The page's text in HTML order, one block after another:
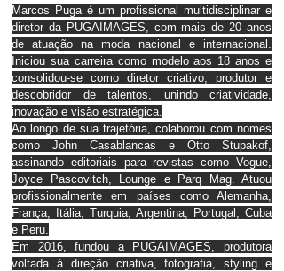
Marcos Puga é um profissional multidisciplinar e
diretor da PUGAIMAGES, com mais de 20 anos
de atuação na moda nacional e internacional.
Iniciou sua carreira como modelo aos 18 anos e
consolidou-se como diretor criativo, produtor e
descobridor de talentos, unindo criatividade,
inovação e visão estratégica.
Ao longo de sua trajetória, colaborou com nomes
como John Casablancas e Otto Stupakof,
assinando editoriais para revistas como Vogue,
Joyce Pascovitch, Lounge e Parq Mag. Atuou
profissionalmente em países como Alemanha,
França, Itália, Turquia, Argentina, Portugal, Cuba
e Peru.
Em 2016, fundou a PUGAIMAGES, produtora
voltada à direção criativa, fotografia, styling e